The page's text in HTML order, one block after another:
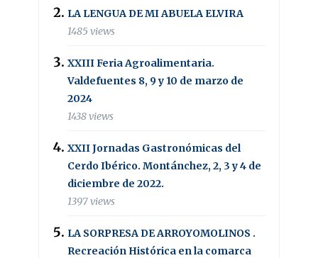
LA LENGUA DE MI ABUELA ELVIRA
1485 views
XXIII Feria Agroalimentaria.
Valdefuentes 8, 9 y 10 de marzo de
2024
1438 views
XXII Jornadas Gastronómicas del
Cerdo Ibérico. Montánchez, 2, 3 y 4 de
diciembre de 2022.
1397 views
LA SORPRESA DE ARROYOMOLINOS .
Recreación Histórica en la comarca